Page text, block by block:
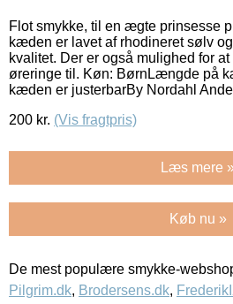
Flot smykke, til en ægte prinsesse
kæden er lavet af rhodineret sølv
kvalitet. Der er også mulighed for
øreringe til. Køn: BørnLængde på
kæden er justerbarBy Nordahl
200 kr. (Vis fragtpris)
Læs mere
Køb nu »
De mest populære smykke-
Pilgrim.dk, Brodersens.dk,